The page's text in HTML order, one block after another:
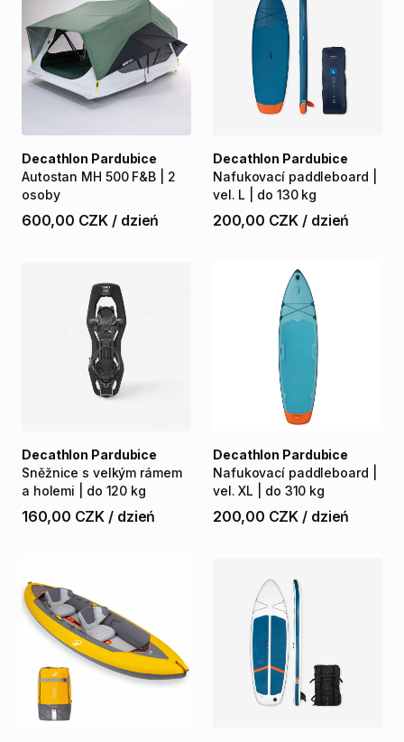
Autostan MH 500 F&B
2
osoby
Decathlon Pardubice
600,00 CZK / dzień
Nafukovací paddleboard
vel. L do 130 kg
Decathlon Pardubice
200,00 CZK / dzień
Sněžnice s velkým rámem
a holemi do 120 kg
Decathlon Pardubice
160,00 CZK / dzień
Nafukovací paddleboard
vel. XL do 310 kg
Decathlon Pardubice
200,00 CZK / dzień